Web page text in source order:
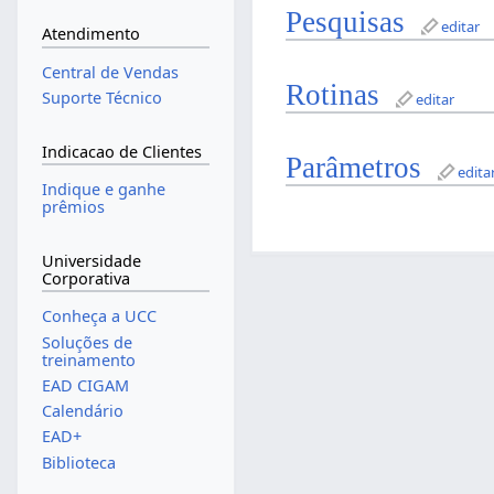
Pesquisas editar
Rotinas editar
Parâmetros
Atendimento
Central de Vendas
Suporte Técnico
Indicacao de Clientes
Indique e ganhe
prêmios
Universidade
Corporativa
Conheça a UCC
Soluções de
treinamento
EAD CIGAM
Calendário
EAD+
Biblioteca